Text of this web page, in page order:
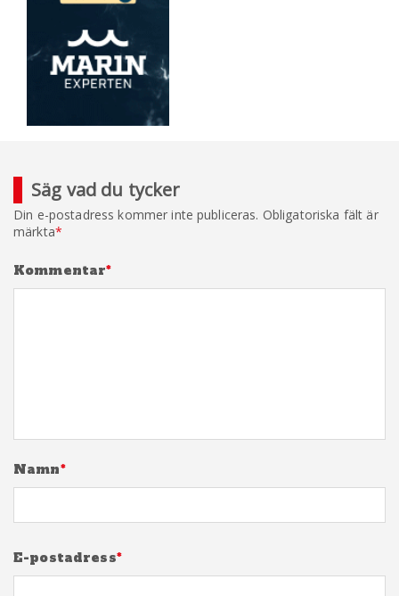
Säg vad du tycker
Din e-postadress kommer inte publiceras. Obligatoriska fält är
märkta*
Kommentar*
Namn*
E-postadress*